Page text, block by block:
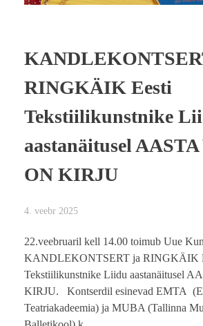
RINGKÄIK Eesti
Tekstiilikunstnike
aastanäitusel
ON KIRJU
4. veebr 2025
22.veebruaril kell 14.00 toimub Uue
KANDLEKONTSERT ja RINGKÄIK
Tekstiilikunstnike Liidu aastanäitusel
KIRJU. Kontserdil esinevad EMTA
Teatriakadeemia) ja MUBA (Tallinna